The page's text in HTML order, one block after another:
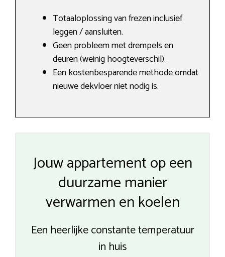
Totaaloplossing van frezen inclusief
leggen / aansluiten.
Geen probleem met drempels en
deuren (weinig hoogteverschil).
Een kostenbesparende methode omdat
nieuwe dekvloer niet nodig is.
Jouw appartement op een
duurzame manier
verwarmen en koelen
Een heerlijke constante temperatuur
in huis